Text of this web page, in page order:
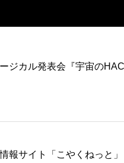
ジカル発表会『宇宙の
報サイト「こやくねっと